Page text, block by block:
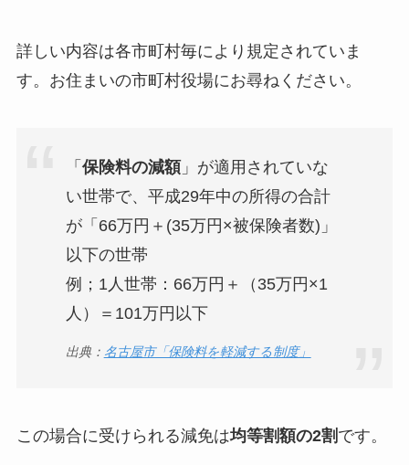
詳しい内容は各市町村毎により規定されていま
す。お住まいの市町村役場にお尋ねください。
「 保険料の減額」が適用されていな
い世帯で、平成29年中の所得の合計
が「66万円＋(35万円×被保険者数)」
以下の世帯
例；1人世帯：66万円＋（35万円×1
人）＝101万円以下
出典： 名古屋市「保険料を軽減する制度」
この場合に受けられる減免は均等割額の2割 です。